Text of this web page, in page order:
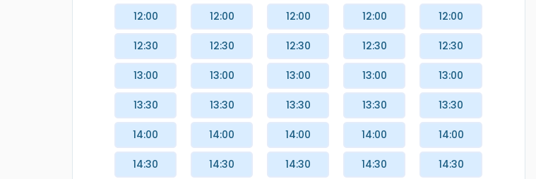
12:00
12:30
13:00
13:30
14:00
14:30
12:00
12:30
13:00
13:30
14:00
14:30
12:00
12:30
13:00
13:30
14:00
14:30
12:00
12:30
13:00
13:30
14:00
14:30
12:00
12:30
13:00
13:30
14:00
14:30